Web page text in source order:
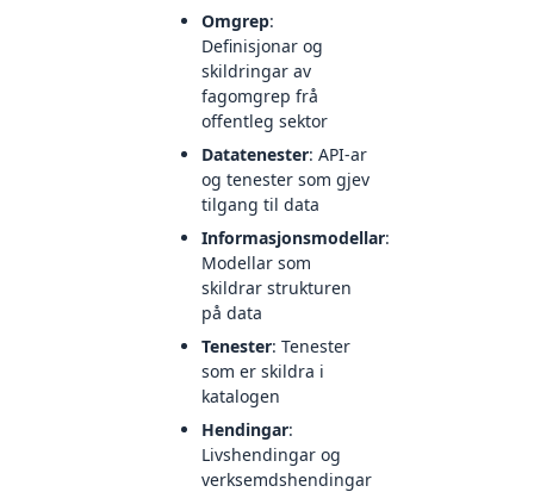
Omgrep:
Definisjonar og
skildringar av
fagomgrep frå
offentleg sektor
Datatenester: API-ar
og tenester som gjev
tilgang til data
Informasjonsmodellar:
Modellar som
skildrar strukturen
på data
Tenester: Tenester
som er skildra i
katalogen
Hendingar:
Livshendingar og
verksemdshendingar